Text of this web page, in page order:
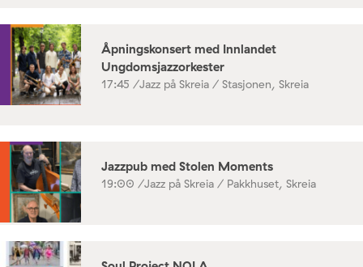
Åpningskonsert med Innlandet
Ungdomsjazzorkester
17:45 /Jazz på Skreia / Stasjonen, Skreia
Jazzpub med Stolen Moments
19:00 /Jazz på Skreia / Pakkhuset, Skreia